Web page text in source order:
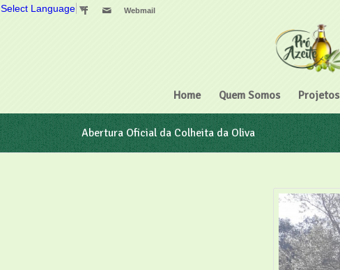
Webmail
Home Quem Somos Projetos
Abertura Oficial da Colheita da Oliva
Select Language ▼